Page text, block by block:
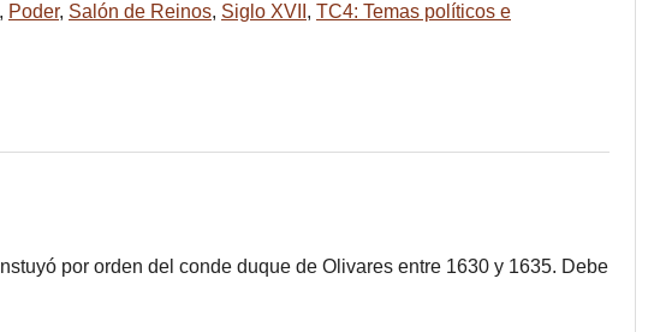
, Poder, Salón de Reinos, Siglo XVII , TC4: Temas políticos e
por orden del conde duque de Olivares entre 1630 y 1635. Debe